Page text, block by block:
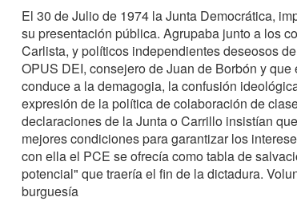
El 30 de Julio de 1974 la Junta Democrática,
su presentación pública. Agrupaba junto a los
Carlista, y políticos independientes deseosos
OPUS DEI, consejero de Juan de Borbón y
conduce a la demagogia, la confusión
expresión de la política de colaboración de
declaraciones de la Junta o Carrillo insistían
mejores condiciones para garantizar los
con ella el PCE se ofrecía como tabla de
potencial" que traería el fin de la dictadura.
burguesía